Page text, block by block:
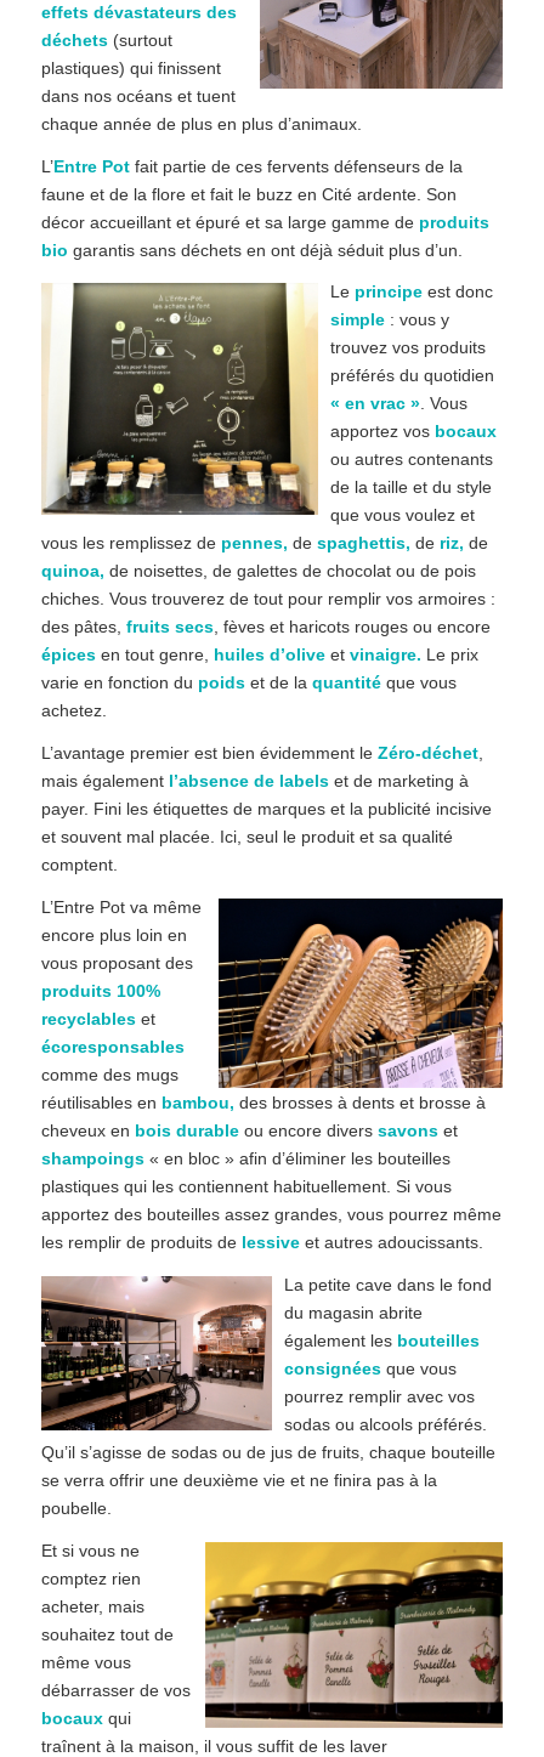
effets dévastateurs des
déchets(surtout
plastiques) qui finissent
dans nos océans et tuent
chaque année de plus en plus d’animaux.
L’Entre Potfait partie de ces fervents défenseurs de la
faune et de la flore et fait le buzz en Cité ardente. Son
décor accueillant et épuré et sa large gamme de produits
bio garantis sans déchets en ont déjà séduit plus d’un.
Le principeest donc
simple: vous y
trouvez vos produits
préférés du quotidien
« en vrac ». Vous
apportez vos bocaux
ou autres contenants
de la taille et du style
que vous voulez et
vous les remplissez de pennes, de spaghettis, de riz, de
quinoa, de noisettes, de galettes de chocolat ou de pois
chiches. Vous trouverez de tout pour remplir vos armoires :
des pâtes, fruits secs, fèves et haricots rouges ou encore
épicesen tout genre, huiles d’oliveet vinaigre. Le prix
varie en fonction du poidset de la quantitéque vous
achetez.
L’avantage premier est bien évidemment le Zéro-déchet,
mais également l’absence de labelset de marketing à
payer. Fini les étiquettes de marques et la publicité incisive
et souvent mal placée. Ici, seul le produit et sa qualité
comptent.
L’Entre Pot va même
encore plus loin en
vous proposant des
produits 100%
recyclableset
écoresponsables
comme des mugs
réutilisables en bambou, des brosses à dents et brosse à
cheveux en bois durableou encore divers savonset
shampoings« en bloc » afin d’éliminer les bouteilles
plastiques qui les contiennent habituellement. Si vous
apportez des bouteilles assez grandes, vous pourrez même
les remplir de produits de lessiveet autres adoucissants.
La petite cave dans le fond
du magasin abrite
également les bouteilles
consignéesque vous
pourrez remplir avec vos
sodas ou alcools préférés.
Qu’il s’agisse de sodas ou de jus de fruits, chaque bouteille
se verra offrir une deuxième vie et ne finira pas à la
poubelle.
Et si vous ne
comptez rien
acheter, mais
souhaitez tout de
même vous
débarrasser de vos
bocauxqui
traînent à la maison, il vous suffit de les laver